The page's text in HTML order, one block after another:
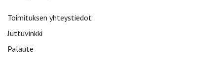
Toimituksen yhteystiedot
Juttuvinkki
Palaute